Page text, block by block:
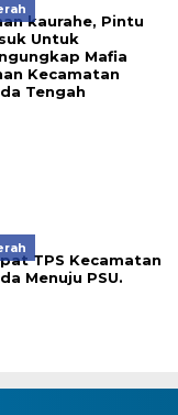
kaurahe, Pintu
Untuk
Mafia
Kecamatan
Tengah
TPS Kecamatan
Menuju PSU.